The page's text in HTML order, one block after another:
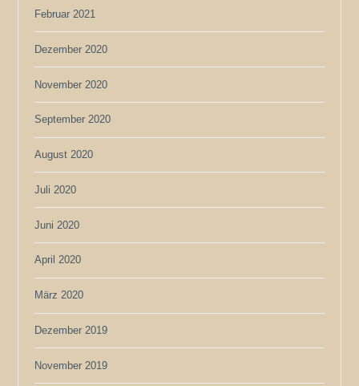
Februar 2021
Dezember 2020
November 2020
September 2020
August 2020
Juli 2020
Juni 2020
April 2020
März 2020
Dezember 2019
November 2019